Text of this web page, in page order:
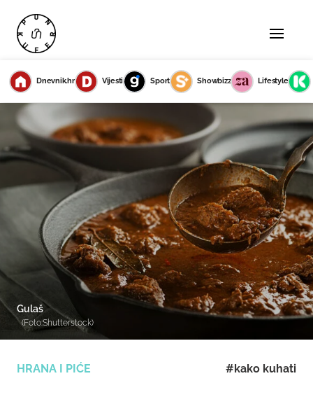
Dnevnik.hr Vijesti Sport Showbizz Lifestyle
HRANA I PIĆE #kako kuhati
Gulaš
(Foto:Shutterstock)